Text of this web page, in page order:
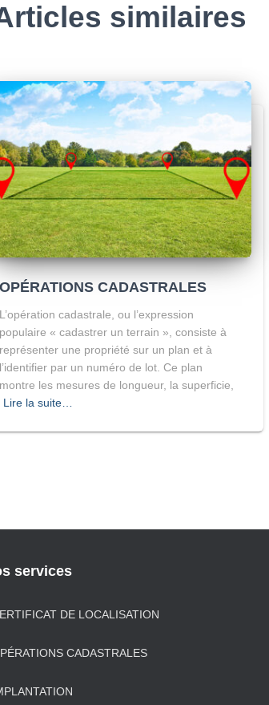
similaires
OPÉRATIONS CADASTRALES
L’opération cadastrale, ou l’expression
populaire « cadastrer un terrain », consiste à
représenter une propriété sur un plan et à
l’identifier par un numéro de lot. Ce plan
montre les mesures de longueur, la superficie,
Lire la suite…
services
DE LOCALISATION
CADASTRALES